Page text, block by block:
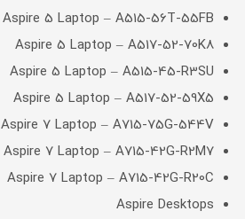
Aspire 5 Laptop – A515-56T-55FB
Aspire 5 Laptop – A517-52-70K8
Aspire 5 Laptop – A515-45-R3SU
Aspire 5 Laptop – A517-52-59X5
Aspire 7 Laptop – A715-75G-544V
Aspire 7 Laptop – A715-42G-R2M7
Aspire 7 Laptop – A715-42G-R20C
Aspire Desktops